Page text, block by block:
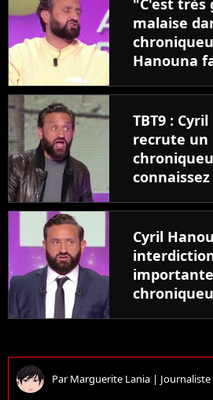
malaise
Hanouna
TBT9 :
recrute un
Cyril
ParMarguerite Lania | Journaliste